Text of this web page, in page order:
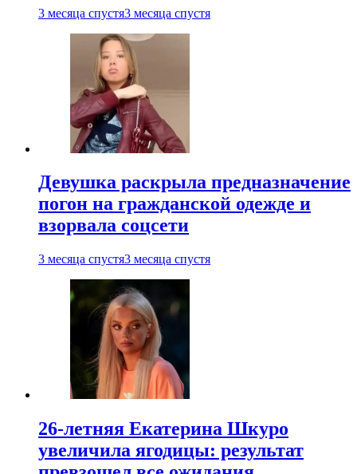
3 месяца спустя3 месяца спустя
Девушка раскрыла предназначение
погон на гражданской одежде и
взорвала соцсети
3 месяца спустя3 месяца спустя
26-летняя Екатерина Шкуро
увеличила ягодицы: результат